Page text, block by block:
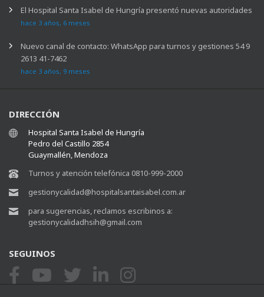
El Hospital Santa Isabel de Hungría presentó nuevas autoridades
hace 3 años, 6 meses
Nuevo canal de contacto: WhatsApp para turnos y gestiones 54 9
2613 41-7462
hace 3 años, 9 meses
DIRECCIÓN
Hospital Santa Isabel de Hungría
Pedro del Castillo 2854
Guaymallén, Mendoza
Turnos y atención telefónica 0810-999-2000
gestionycalidad@hospitalsantaisabel.com.ar
para sugerencias, reclamos escribinos a:
gestionycalidadhsih@gmail.com
SEGUINOS